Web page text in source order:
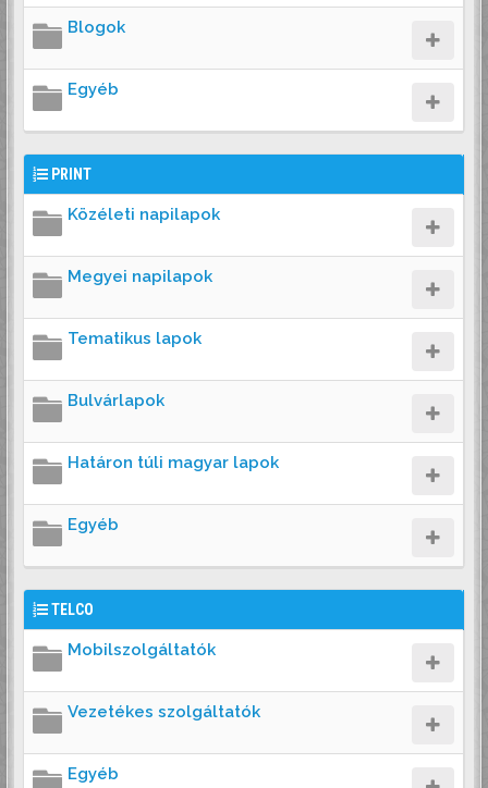
Blogok
Egyéb
PRINT
Közéleti napilapok
Megyei napilapok
Tematikus lapok
Bulvárlapok
Határon túli magyar lapok
Egyéb
TELCO
Mobilszolgáltatók
Vezetékes szolgáltatók
Egyéb